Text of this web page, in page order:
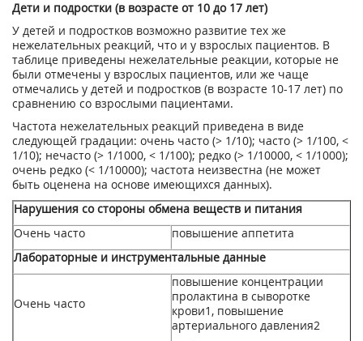
Дети и подростки (в возрасте от 10 до 17 лет)
У детей и подростков возможно развитие тех же
нежелательных реакций, что и у взрослых пациентов. В
таблице приведены нежелательные реакции, которые не
были отмечены у взрослых пациентов, или же чаще
отмечались у детей и подростков (в возрасте 10-17 лет) по
сравнению со взрослыми пациентами.
Частота нежелательных реакций приведена в виде
следующей градации: очень часто (> 1/10); часто (> 1/100, <
1/10); нечасто (> 1/1000, < 1/100); редко (> 1/10000, < 1/1000);
очень редко (< 1/10000); частота неизвестна (не может
быть оценена на основе имеющихся данных).
Нарушения со стороны обмена веществ и питания
Очень часто
повышение аппетита
Лабораторные и инструментальные данные
Очень часто
повышение концентрации
пролактина в сыворотке
крови1 , повышение
артериального давления2